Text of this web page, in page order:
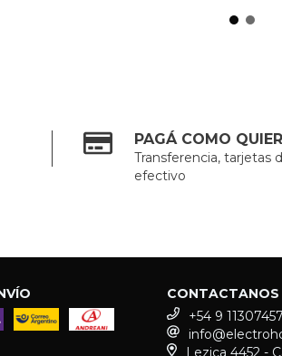
PAGÁ COMO
Transferencia, tarjetas
efectivo
CONTACTANOS
+54 9
Lezica 4452 -